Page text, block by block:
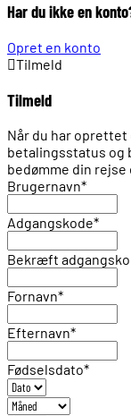
Har du ikke en
Opret en konto
Tilmeld
Tilmeld
Når du har oprettet
betalingsstatus og
bedømme din
Brugernavn*
Adgangskode*
Bekræft
Fornavn*
Efternavn*
Fødselsdato*